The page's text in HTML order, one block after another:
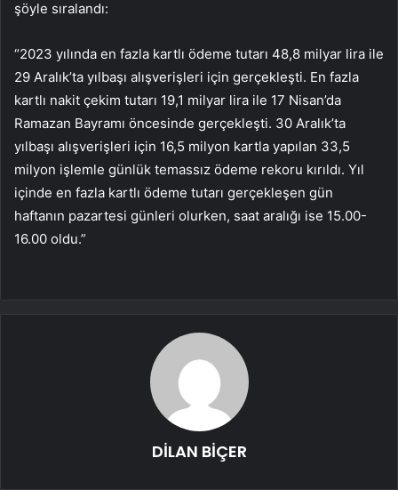
şöyle sıralandı:
“2023 yılında en fazla kartlı ödeme tutarı 48,8 milyar lira ile
29 Aralık’ta yılbaşı alışverişleri için gerçekleşti. En fazla
kartlı nakit çekim tutarı 19,1 milyar lira ile 17 Nisan’da
Ramazan Bayramı öncesinde gerçekleşti. 30 Aralık’ta
yılbaşı alışverişleri için 16,5 milyon kartla yapılan 33,5
milyon işlemle günlük temassız ödeme rekoru kırıldı. Yıl
içinde en fazla kartlı ödeme tutarı gerçekleşen gün
haftanın pazartesi günleri olurken, saat aralığı ise 15.00-
16.00 oldu.”
DİLAN BİÇER